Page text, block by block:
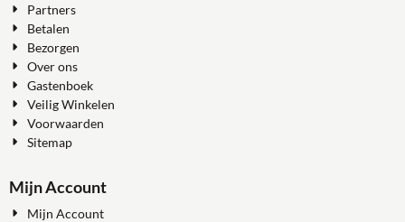
Partners
Betalen
Bezorgen
Over ons
Gastenboek
Veilig Winkelen
Voorwaarden
Sitemap
Mijn Account
Mijn Account